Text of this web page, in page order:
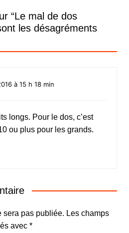
“Le mal de dos
les désagréments
à 15 h 18 min
longs. Pour le dos, c’est
ou plus pour les grands.
sera pas publiée. Les champs
avec *